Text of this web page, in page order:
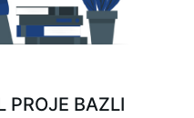
PROJE BAZLI